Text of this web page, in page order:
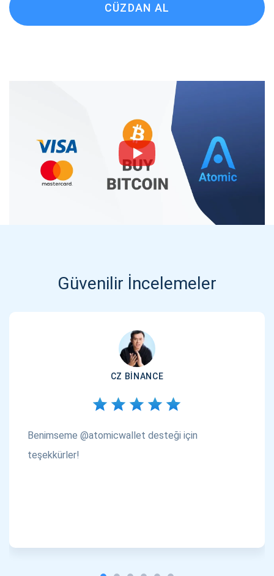
CÜZDAN AL
Güvenilir İncelemeler
CZ BINANCE
Benimseme @atomicwallet desteği için
teşekkürler!